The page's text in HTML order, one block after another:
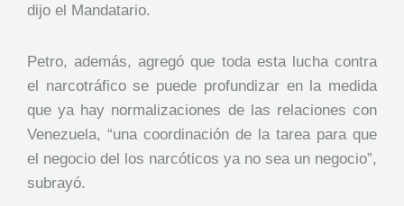
dijo el Mandatario.
Petro, además, agregó que toda esta lucha contra
el narcotráfico se puede profundizar en la medida
que ya hay normalizaciones de las relaciones con
Venezuela, “una coordinación de la tarea para que
el negocio del los narcóticos ya no sea un negocio”,
subrayó.